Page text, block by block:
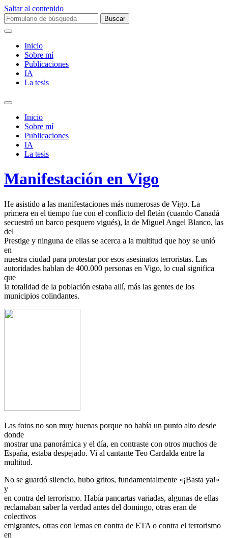
Saltar al contenido
Buscar:
Inicio
Sobre mí­
Publicaciones
IA
La tesis
Alternar
campo
búsqueda
Inicio
Sobre mí­
Publicaciones
IA
La tesis
Manifestación en Vigo
He asistido a las manifestaciones más numerosas de Vigo. La
primera en el tiempo fue con el conflicto del fletán (cuando Canadá
secuestró un barco pesquero vigués), la de Miguel Angel Blanco, las
del
Prestige y ninguna de ellas se acerca a la multitud que hoy se unió
en
nuestra ciudad para protestar por esos asesinatos terroristas. Las
autoridades hablan de 400.000 personas en Vigo, lo cual significa
que
la totalidad de la población estaba allí, más las gentes de los
municipios colindantes.
Las fotos no son muy buenas porque no había un punto alto desde
donde
mostrar una panorámica y el día, en contraste con otros muchos de
España, estaba despejado. Vi al cantante Teo Cardalda entre la
multitud.
No se guardó silencio, hubo gritos, fundamentalmente «¡Basta ya!»
y
en contra del terrorismo. Había pancartas variadas, algunas de ellas
reclamaban saber la verdad antes del domingo, otras eran de
colectivos
emigrantes, otras con lemas en contra de ETA o contra el terrorismo
en